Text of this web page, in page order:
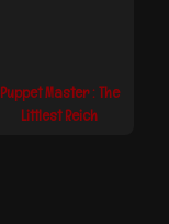
Puppet Master : The
Littlest Reich